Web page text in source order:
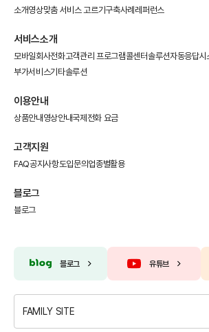
소개영상맞춤 서비스 고르기구축사례 레퍼런스
서비스소개
모바일회사전화고객관리 프로그램콜센터솔루션자동응답시
부가서비스기타솔루션
이용안내
상품안내 영상안내국제전화 요금
고객지원
FAQ공지사항도입문의 업종별활용
블로그
블로그
블로그 유튜브
FAMILY SITE